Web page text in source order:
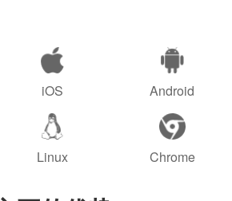
iOS Android
Linux Chrome